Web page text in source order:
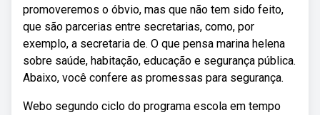
promoveremos o óbvio, mas que não tem sido feito,
que são parcerias entre secretarias, como, por
exemplo, a secretaria de. O que pensa marina helena
sobre saúde, habitação, educação e segurança pública.
Abaixo, você confere as promessas para segurança.
Webo segundo ciclo do programa escola em tempo